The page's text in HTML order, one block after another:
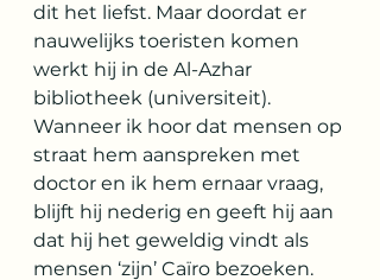
dit het liefst. Maar doordat er
nauwelijks toeristen komen
werkt hij in de Al-Azhar
bibliotheek (universiteit).
Wanneer ik hoor dat mensen op
straat hem aanspreken met
doctor en ik hem ernaar vraag,
blijft hij nederig en geeft hij aan
dat hij het geweldig vindt als
mensen ‘zijn’ Caïro bezoeken.